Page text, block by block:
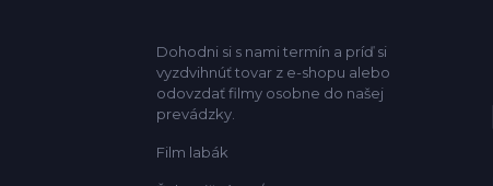
Dohodni si s nami termín a príď si
vyzdvihnúť tovar z e-shopu alebo
odovzdať filmy osobne do našej
prevádzky.
Film labák